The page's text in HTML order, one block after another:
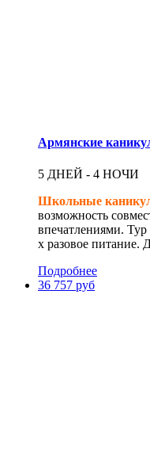
Армянские
5 ДНЕЙ - 4 НОЧИ
Школьные
возможность
впечатлениями.
х разовое питание.
Подробнее
36 757 руб